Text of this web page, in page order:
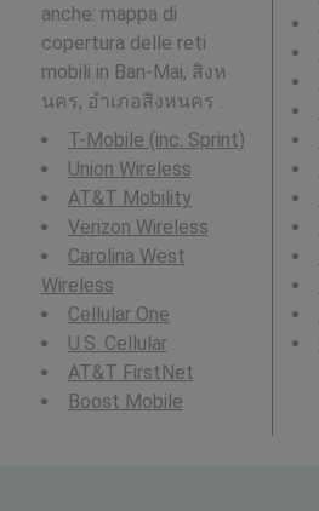
anche: mappa di
copertura delle reti
mobili in Ban-Mai, สิงห
นคร, อำเภอสิงหนคร .
T-Mobile (inc. Sprint)
Union Wireless
AT&T Mobility
Verizon Wireless
Carolina West
Wireless
Cellular One
U.S. Cellular
AT&T FirstNet
Boost Mobile